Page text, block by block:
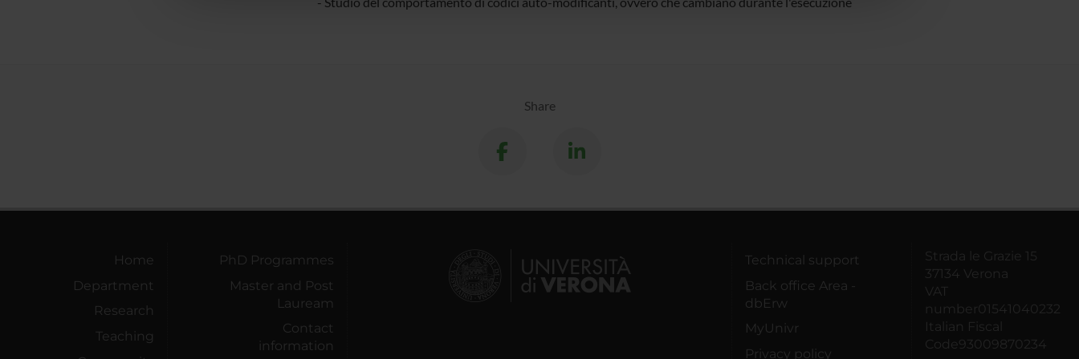
Share
Home
Department
Research
Teaching
PhD Programmes
Master and Post
Lauream
Contact
information
Technical support
Back office Area -
dbErw
MyUnivr
Privacy policy
Strada le Grazie 15
37134 Verona
VAT
number01541040232
Italian Fiscal
Code93009870234